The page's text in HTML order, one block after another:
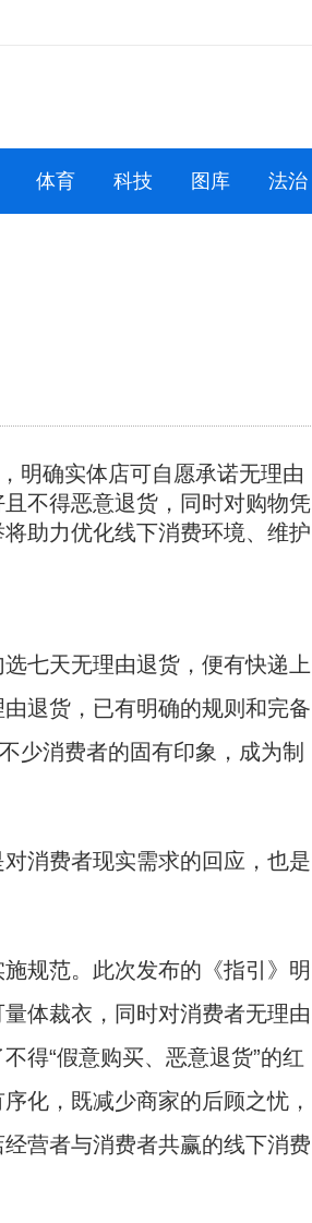
体育 科技 图库 法治
明确实体店可自愿承诺无理由
不得恶意退货，同时对购物凭
助力优化线下消费环境、维护
七天无理由退货，便有快递上
退货，已有明确的规则和完备
少消费者的固有印象，成为制
消费者现实需求的回应，也是
规范。此次发布的《指引》明
体裁衣，同时对消费者无理由
得“假意购买、恶意退货”的红
化，既减少商家的后顾之忧，
营者与消费者共赢的线下消费